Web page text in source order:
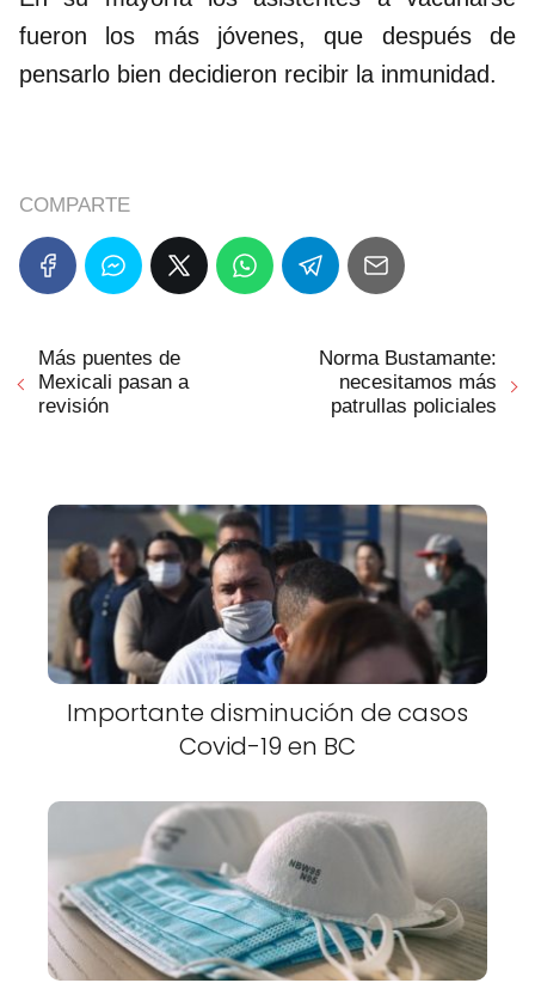
fueron los más jóvenes, que después de
pensarlo bien decidieron recibir la inmunidad.
COMPARTE
Más puentes de
Mexicali pasan a
revisión
Norma Bustamante:
necesitamos más
patrullas policiales
Importante disminución de casos
Covid-19 en BC